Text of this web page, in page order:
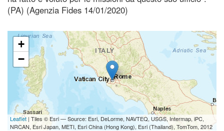
(PA) (Agenzia Fides 14/01/2020)
+
−
Leaflet | Tiles © Esri — Source: Esri, DeLorme, NAVTEQ, USGS, Intermap, iPC,
NRCAN, Esri Japan, METI, Esri China (Hong Kong), Esri (Thailand), TomTom, 2012